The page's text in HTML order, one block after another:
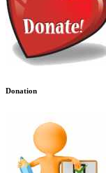
Donation